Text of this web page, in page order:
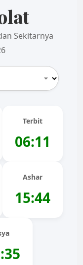
Sekitarnya
Terbit
06:11
Ashar
15:44